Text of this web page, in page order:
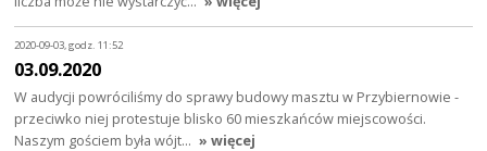
2020-09-03, godz. 11:52
03.09.2020
W audycji powróciliśmy do sprawy budowy masztu w Przybiernowie -
przeciwko niej protestuje blisko 60 mieszkańców miejscowości.
Naszym gościem była wójt… » więcej